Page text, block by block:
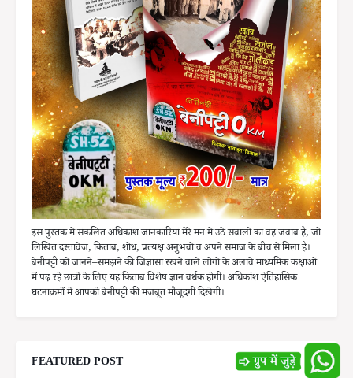
इस पुस्तक में संकलित अधिकांश जानकारियां मेरे मन में उठे सवालों का वह जवाब है, जो
लिखित दस्तावेज, किताब, शोध, प्रत्यक्ष अनुभवों व अपने समाज के बीच से मिला है।
बेनीपट्टी को जानने–समझने की जिज्ञासा रखने वाले लोगों के अलावे माध्यमिक कक्षाओं
में पढ़ रहे छात्रों के लिए यह किताब विशेष ज्ञान वर्धक होगी। अधिकांश ऐतिहासिक
घटनाक्रमों में आपको बेनीपट्टी की मजबूत मौजूदगी दिखेगी।
FEATURED POST